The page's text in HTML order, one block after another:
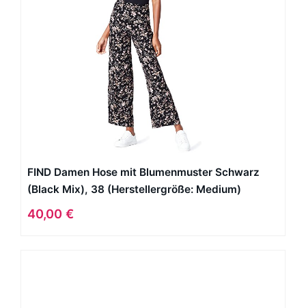
FIND Damen Hose mit Blumenmuster Schwarz
(Black Mix), 38 (Herstellergröße: Medium)
40,00 €